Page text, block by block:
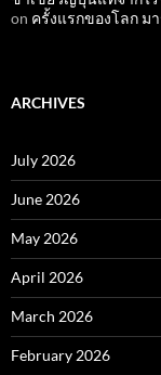
on ครั้งแรกของโลก ม
ARCHIVES
July 2026
June 2026
May 2026
April 2026
March 2026
February 2026